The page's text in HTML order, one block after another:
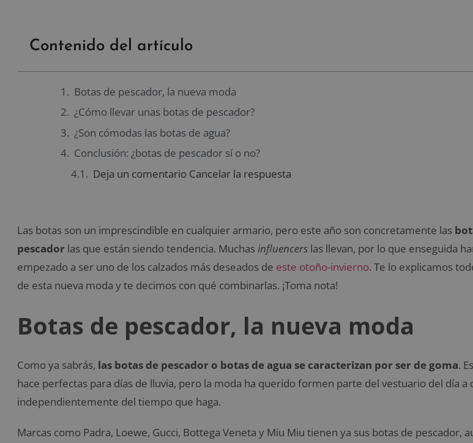
Contenido del artículo
Botas de pescador, la nueva moda
¿Cómo llevar unas botas de pescador?
¿Son cómodas las botas de agua?
Conclusión: ¿botas de pescador sí o no?
Deja un comentario Cancelar la respuesta
Las botas son un imprescindible en cualquier armario, pero este año son concretamente las
pescador las que están siendo tendencia. Muchasinfluencers las llevan, por lo que enseguida
empezado a ser uno de los calzados más deseados de este otoño-invierno. Te lo explicamos
de esta nueva moda y te decimos con qué combinarlas. ¡Toma nota!
Botas de pescador, la nueva moda
Como ya sabrás, las botas de pescador o botas de agua se caracterizan por ser de goma.
hace perfectas para días de lluvia, pero la moda ha querido formen parte del vestuario del día a
independientemente del tiempo que haga.
Marcas como Padra, Loewe, Gucci, Bottega Veneta y Miu Miu tienen ya sus botas de pescador,